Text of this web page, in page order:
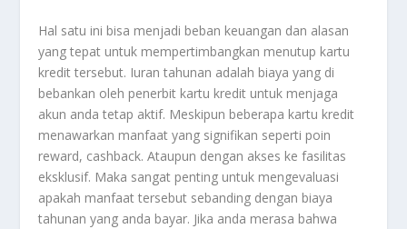
Hal satu ini bisa menjadi beban keuangan dan alasan
yang tepat untuk mempertimbangkan menutup kartu
kredit tersebut. Iuran tahunan adalah biaya yang di
bebankan oleh penerbit kartu kredit untuk menjaga
akun anda tetap aktif. Meskipun beberapa kartu kredit
menawarkan manfaat yang signifikan seperti poin
reward, cashback. Ataupun dengan akses ke fasilitas
eksklusif. Maka sangat penting untuk mengevaluasi
apakah manfaat tersebut sebanding dengan biaya
tahunan yang anda bayar. Jika anda merasa bahwa